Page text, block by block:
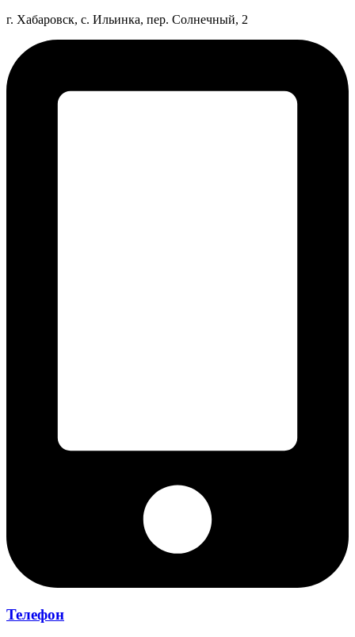
г. Хабаровск, с. Ильинка, пер. Солнечный, 2
Телефон